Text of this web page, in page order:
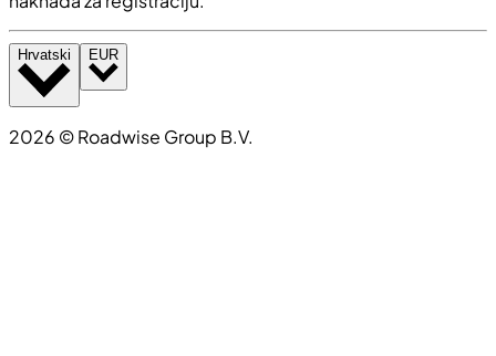
Hrvatski EUR
2026 ©Roadwise Group B.V.